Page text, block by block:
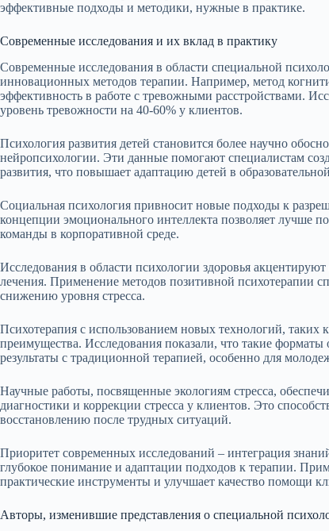
эффективные подходы и методики, нужные в практике.
Современные исследования и их вклад в практику
Современные исследования в области специальной
инновационных методов терапии. Например, метод
эффективность в работе с тревожными расстройствами.
уровень тревожности на 40-60% у клиентов.
Психология развития детей становится более научно
нейропсихологии. Эти данные помогают специалистам
развития, что повышает адаптацию детей в
Социальная психология привносит новые подходы к
концепции эмоционального интеллекта позволяет
команды в корпоративной среде.
Исследования в области психологии здоровья
лечения. Применение методов позитивной психотерапии
снижению уровня стресса.
Психотерапия с использованием новых технологий, таких
преимущества. Исследования показали, что такие
результаты с традиционной терапией, особенно для
Научные работы, посвященные экологиям стресса,
диагностики и коррекции стресса у клиентов. Это
восстановлению после трудных ситуаций.
Приоритет современных исследований – интеграция
глубокое понимание и адаптации подходов к терапии.
практические инструменты и улучшает качество помощи
Авторы, изменившие представления о специальной